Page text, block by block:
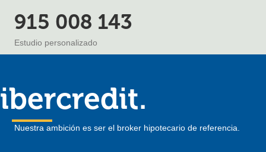
915 008 143
Estudio personalizado
ibercredit.
Nuestra ambición es ser el broker hipotecario de referencia.